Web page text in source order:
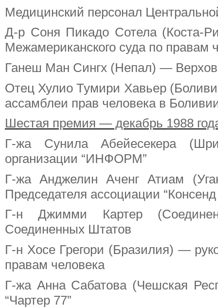
Медицинский персонал
Д-р Соня Пикадо Сотела (Коста-
Межамериканского суда по правам
Ганеш Ман Сингх (Непал) —
Отец Хулио Тумири Хавьер
ассамблеи прав человека в
Шестая премия — декабрь 1988
Г-жа Сунила Абейесекера
организации “ИНФОРМ”
Г-жа Анджелин Аченг Атиам
Председателя ассоциации “Консенд
Г-н Джимми Картер
Соединенных Штатов
Г-н Хосе Грегори (Бразилия) —
правам человека
Г-жа Анна Сабатова (Чешская
“Чартер 77”